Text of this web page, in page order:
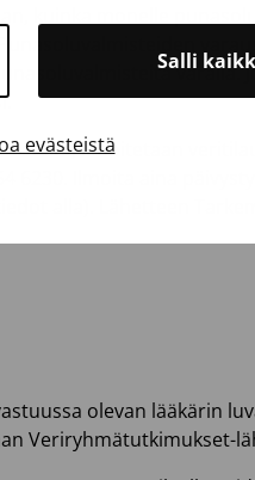
Salli
evästeistä
kuinka monelle
varalla.
ilmoitetaan
alla).
Lähetteen
olevan lääkärin
Veriryhmätutkimukset-